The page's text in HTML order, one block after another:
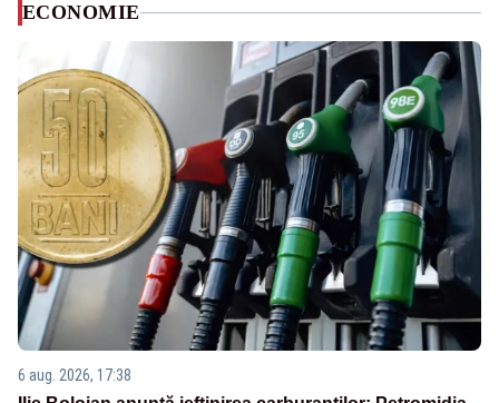
ECONOMIE
6 aug. 2026, 17:38